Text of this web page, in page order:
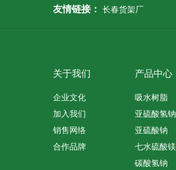
友情链接： 长春货架厂
关于我们
企业文化
加入我们
销售网络
合作品牌
产品中心
吸水树脂
亚硫酸氢钠
亚硫酸钠
七水硫酸镁
碳酸氢钠